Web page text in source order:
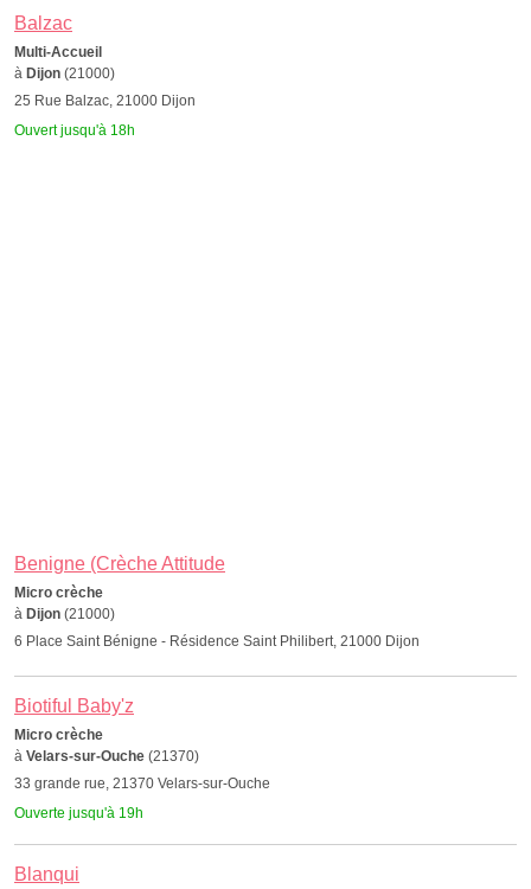
Balzac
Multi-Accueil
à Dijon (21000)
25 Rue Balzac, 21000 Dijon
Ouvert jusqu'à 18h
Benigne (Crèche Attitude
Micro crèche
à Dijon (21000)
6 Place Saint Bénigne - Résidence Saint Philibert, 21000 Dijon
Biotiful Baby'z
Micro crèche
à Velars-sur-Ouche (21370)
33 grande rue, 21370 Velars-sur-Ouche
Ouverte jusqu'à 19h
Blanqui